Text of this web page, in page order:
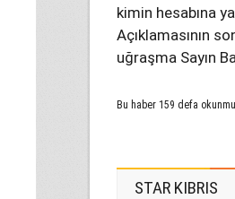
kimin hesabına
Açıklamasının
uğraşma Sayın
Bu haber 159 defa
STAR KIBRIS